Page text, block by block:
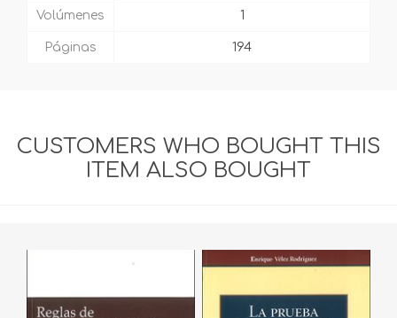
Volúmenes 1
Páginas 194
CUSTOMERS WHO BOUGHT THIS
ITEM ALSO BOUGHT